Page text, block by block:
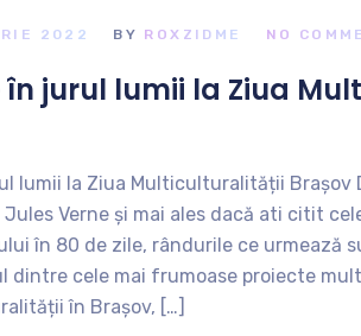
2022 BY ROXZIDME NO
în jurul lumii la Ziua
lumii la Ziua Multiculturalității
Verne și mai ales dacă ati citit
în 80 de zile, rândurile ce urmează
dintre cele mai frumoase proiecte
în Brașov, […]